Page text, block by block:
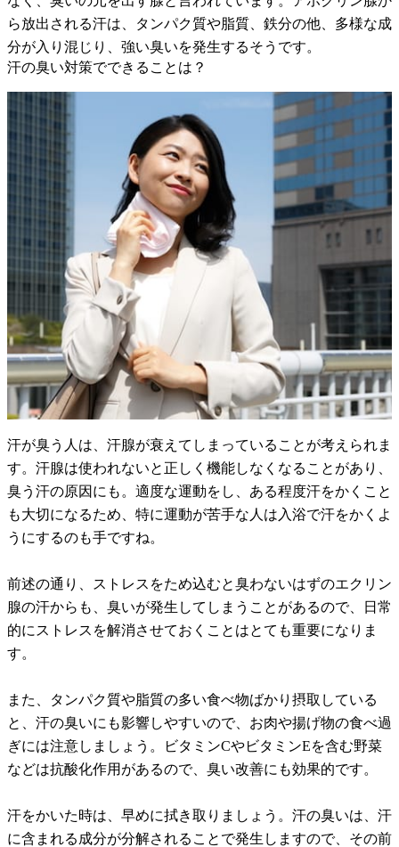
ら放出される汗は、タンパク質や脂質、鉄分の他、多様な成
分が入り混じり、強い臭いを発生するそうです。
汗の臭い対策でできることは？
汗が臭う人は、汗腺が衰えてしまっていることが考えられま
す。汗腺は使われないと正しく機能しなくなることがあり、
臭う汗の原因にも。適度な運動をし、ある程度汗をかくこと
も大切になるため、特に運動が苦手な人は入浴で汗をかくよ
うにするのも手ですね。
前述の通り、ストレスをため込むと臭わないはずのエクリン
腺の汗からも、臭いが発生してしまうことがあるので、日常
的にストレスを解消させておくことはとても重要になりま
す。
また、タンパク質や脂質の多い食べ物ばかり摂取している
と、汗の臭いにも影響しやすいので、お肉や揚げ物の食べ過
ぎには注意しましょう。ビタミンCやビタミンEを含む野菜
などは抗酸化作用があるので、臭い改善にも効果的です。
汗をかいた時は、早めに拭き取りましょう。汗の臭いは、汗
に含まれる成分が分解されることで発生しますので、その前